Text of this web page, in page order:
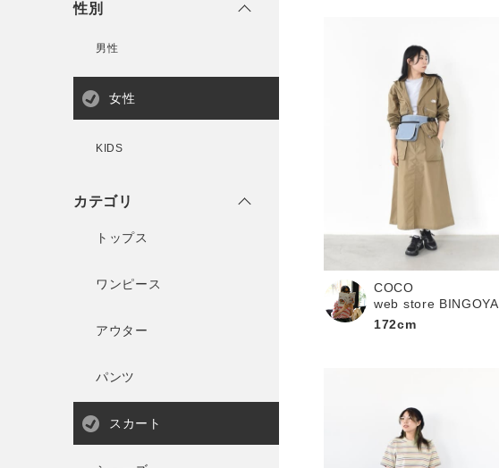
性別
男性
女性
KIDS
カテゴリ
トップス
ワンピース
アウター
パンツ
スカート
COCO
web store BINGOYA
172cm